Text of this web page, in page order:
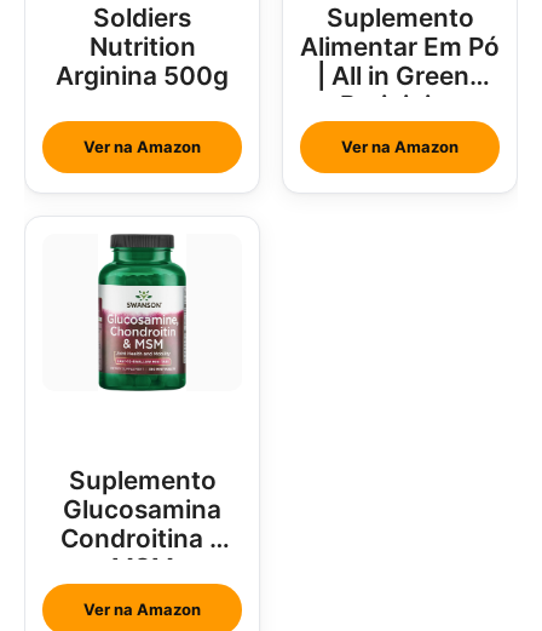
Soldiers
Nutrition
Arginina 500g
Ver na Amazon
Suplemento
Alimentar Em Pó
| All in Greens
Brainjuice
Abacaxi Com
Hortelã
Ver na Amazon
Suplemento
Glucosamina
Condroitina e
MSM
Ver na Amazon